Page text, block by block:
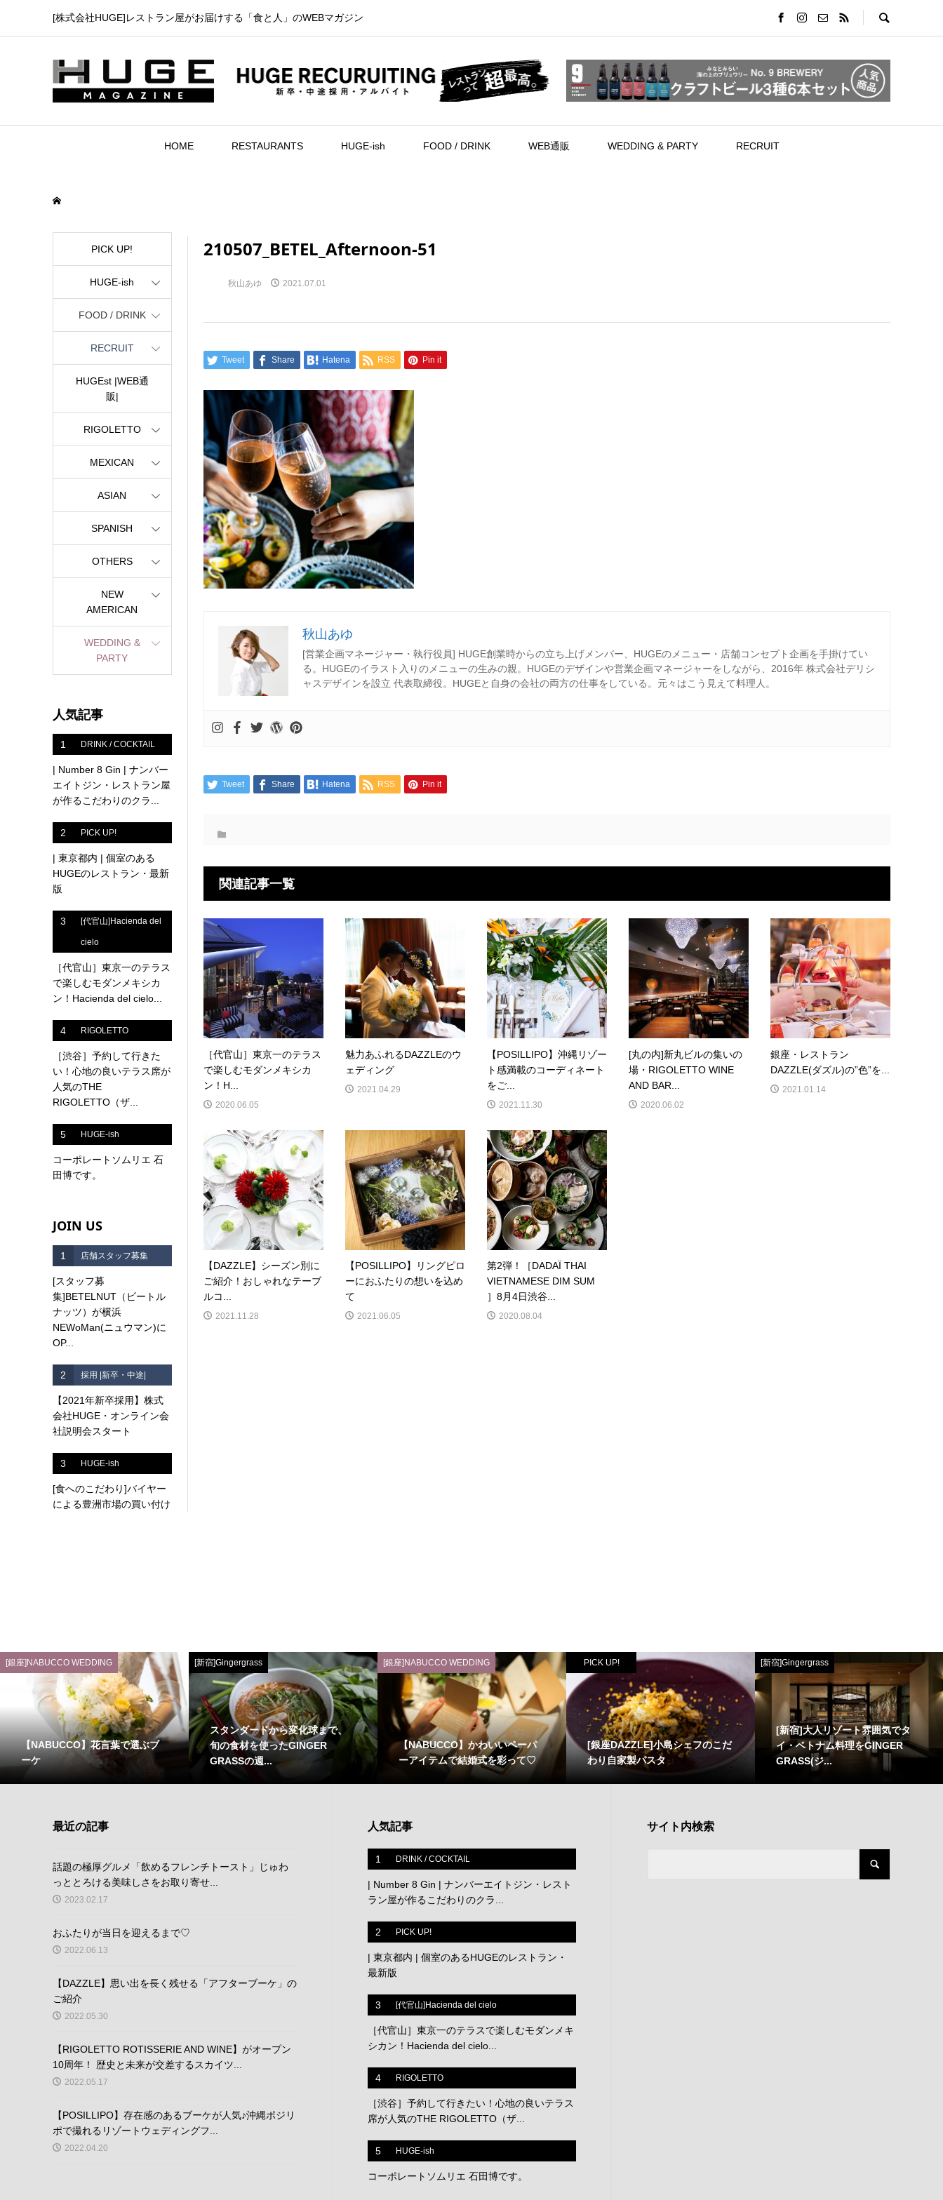
[株式会社HUGE]レストラン屋がお届けする「食と人」のWEBマガジン
HOME RESTAURANTS HUGE-ish FOOD / DRINK WEB通販 WEDDING & PARTY RECRUIT
210507_BETEL_Afternoon-51
秋山あゆ 2021.07.01
Tweet Share Hatena RSS Pin it
秋山あゆ
[営業企画マネージャー・執行役員] HUGE創業時からの立ち上げメンバー、HUGEのメニュー・店舗コンセプト企画を手掛けてい
る。HUGEのイラスト入りのメニューの生みの親。HUGEのデザインや営業企画マネージャーをしながら、2016年 株式会社デリシ
ャスデザインを設立 代表取締役。HUGEと自身の会社の両方の仕事をしている。元々はこう見えて料理人。
Tweet Share Hatena RSS Pin it
関連記事一覧
［代官山］東京一のテラス
で楽しむモダンメキシカ
ン！H...
2020.06.05
魅力あふれるDAZZLEのウ
ェディング
2021.04.29
【POSILLIPO】沖縄リゾー
ト感満載のコーディネート
をご...
2021.11.30
[丸の内]新丸ビルの集いの
場・RIGOLETTO WINE
AND BAR...
2020.06.02
銀座・レストラン
DAZZLE(ダズル)の”色”を...
2021.01.14
【DAZZLE】シーズン別に
ご紹介！おしゃれなテーブ
ルコ...
2021.11.28
【POSILLIPO】リングピロ
ーにおふたりの想いを込め
て
2021.06.05
第2弾！［DADAÏ THAI
VIETNAMESE DIM SUM
］8月4日渋谷...
2020.08.04
PICK UP!
HUGE-ish
FOOD / DRINK
RECRUIT
HUGEst |WEB通
販|
RIGOLETTO
MEXICAN
ASIAN
SPANISH
OTHERS
NEW
AMERICAN
WEDDING &
PARTY
人気記事
1 DRINK / COCKTAIL
| Number 8 Gin | ナンバー
エイトジン・レストラン屋
が作るこだわりのクラ...
2 PICK UP!
| 東京都内 | 個室のある
HUGEのレストラン・最新
版
3 [代官山]Hacienda del
cielo
［代官山］東京一のテラス
で楽しむモダンメキシカ
ン！Hacienda del cielo...
4 RIGOLETTO
［渋谷］予約して行きた
い！心地の良いテラス席が
人気のTHE
RIGOLETTO（ザ...
5 HUGE-ish
コーポレートソムリエ 石
田博です。
JOIN US
1 店舗スタッフ募集
[スタッフ募
集]BETELNUT（ビートル
ナッツ）が横浜
NEWoMan(ニュウマン)に
OP...
2 採用 |新卒・中途|
【2021年新卒採用】株式
会社HUGE・オンライン会
社説明会スタート
3 HUGE-ish
[食へのこだわり]バイヤー
による豊洲市場の買い付け
[銀座]NABUCCO WEDDING
【NABUCCO】花言葉で選ぶブ
ーケ
[新宿]Gingergrass
スタンダードから変化球まで、
旬の食材を使ったGINGER
GRASSの週...
[銀座]NABUCCO WEDDING
【NABUCCO】かわいいペーパ
ーアイテムで結婚式を彩って♡
PICK UP!
[銀座DAZZLE]小島シェフのこだ
わり自家製パスタ
[新宿]Gingergrass
[新宿]大人リゾート雰囲気でタ
イ・ベトナム料理をGINGER
GRASS(ジ...
最近の記事
話題の極厚グルメ「飲めるフレンチトースト」じゅわ
っととろける美味しさをお取り寄せ...
2023.02.17
おふたりが当日を迎えるまで♡
2022.06.13
【DAZZLE】思い出を長く残せる「アフターブーケ」の
ご紹介
2022.05.30
【RIGOLETTO ROTISSERIE AND WINE】がオープン
10周年！ 歴史と未来が交差するスカイツ...
2022.05.17
【POSILLIPO】存在感のあるブーケが人気♪沖縄ポジリ
ポで撮れるリゾートウェディングフ...
2022.04.20
人気記事
1 DRINK / COCKTAIL
| Number 8 Gin | ナンバーエイトジン・レスト
ラン屋が作るこだわりのクラ...
2 PICK UP!
| 東京都内 | 個室のあるHUGEのレストラン・
最新版
3 [代官山]Hacienda del cielo
［代官山］東京一のテラスで楽しむモダンメキ
シカン！Hacienda del cielo...
4 RIGOLETTO
［渋谷］予約して行きたい！心地の良いテラス
席が人気のTHE RIGOLETTO（ザ...
5 HUGE-ish
コーポレートソムリエ 石田博です。
サイト内検索